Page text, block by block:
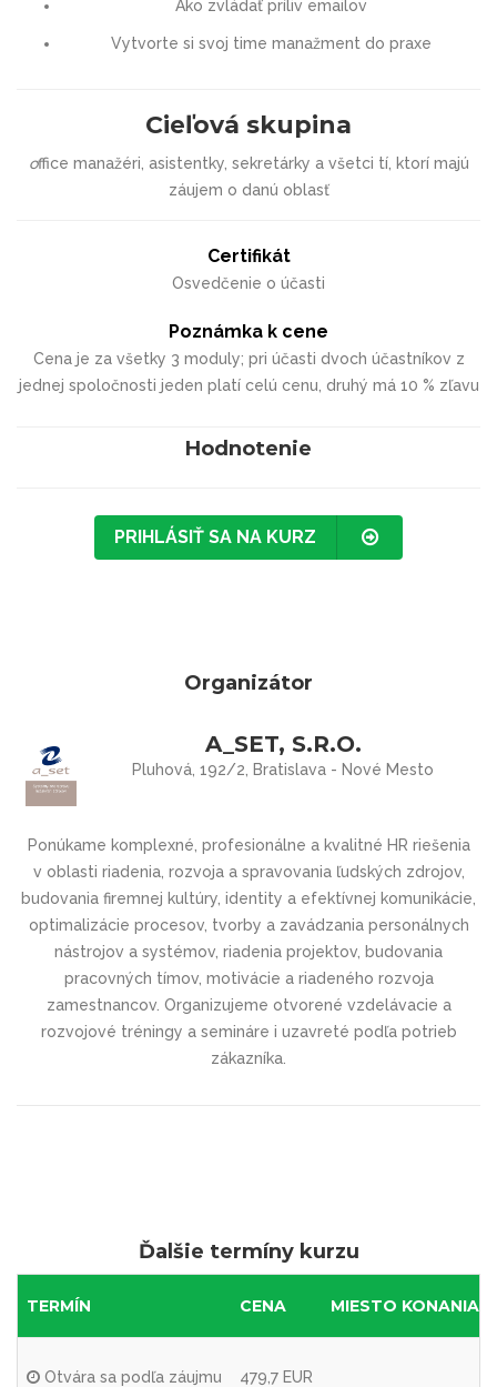
Ako zvládať príliv emailov
Vytvorte si svoj time manažment do praxe
Cieľová skupina
office manažéri, asistentky, sekretárky a všetci tí, ktorí majú
záujem o danú oblasť
Certifikát
Osvedčenie o účasti
Poznámka k cene
Cena je za všetky 3 moduly; pri účasti dvoch účastníkov z
jednej spoločnosti jeden platí celú cenu, druhý má 10 % zľavu
Hodnotenie
PRIHLÁSIŤ SA NA KURZ
Organizátor
A_SET, S.R.O.
Pluhová, 192/2, Bratislava - Nové Mesto
Ponúkame komplexné, profesionálne a kvalitné HR riešenia
v oblasti riadenia, rozvoja a spravovania ľudských zdrojov,
budovania firemnej kultúry, identity a efektívnej komunikácie,
optimalizácie procesov, tvorby a zavádzania personálnych
nástrojov a systémov, riadenia projektov, budovania
pracovných tímov, motivácie a riadeného rozvoja
zamestnancov. Organizujeme otvorené vzdelávacie a
rozvojové tréningy a semináre i uzavreté podľa potrieb
zákazníka.
Ďalšie termíny kurzu
TERMÍN CENA MIESTO KONANIA
Otvára sa podľa záujmu 479,7 EUR